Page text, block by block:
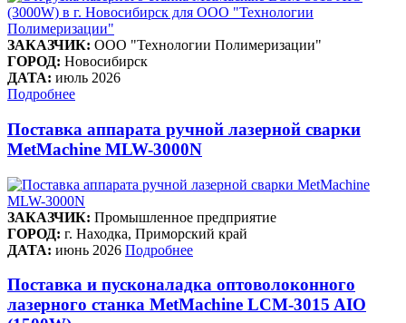
ЗАКАЗЧИК: ООО "Технологии Полимеризации"
ГОРОД: Новосибирск
ДАТА: июль 2026
Подробнее
Поставка аппарата ручной лазерной сварки
MetMachine MLW-3000N
ЗАКАЗЧИК: Промышленное предприятие
ГОРОД: г. Находка, Приморский край
ДАТА: июнь 2026 Подробнее
Поставка и пусконаладка оптоволоконного
лазерного станка MetMachine LCM-3015 AIO